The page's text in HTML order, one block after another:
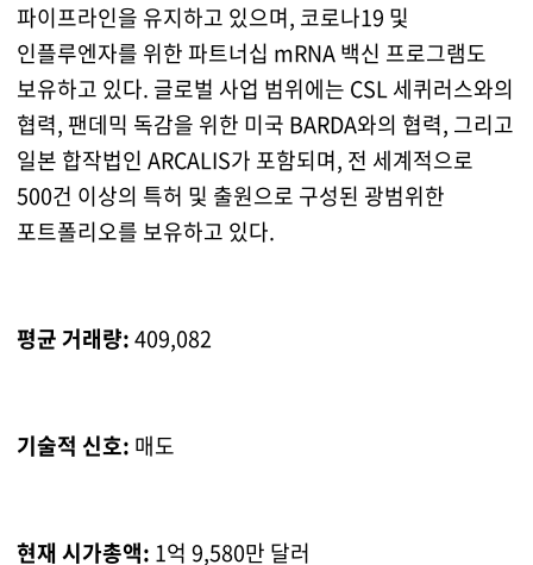
파이프라인을 유지하고 있으며, 코로나19 및
인플루엔자를 위한 파트너십 mRNA 백신 프로그램도
보유하고 있다. 글로벌 사업 범위에는 CSL 세퀴러스와의
협력, 팬데믹 독감을 위한 미국 BARDA와의 협력, 그리고
일본 합작법인 ARCALIS가 포함되며, 전 세계적으로
500건 이상의 특허 및 출원으로 구성된 광범위한
포트폴리오를 보유하고 있다.
평균 거래량:409,082
기술적 신호: 매도
현재 시가총액: 1억 9,580만 달러